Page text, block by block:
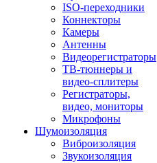
ISO-переходники
Коннекторы
Камеры
Антенны
Видеорегистраторы
ТВ-тюннеры и
видео-сплитеры
Регистраторы,
видео, мониторы
Микрофоны
Шумоизоляция
Виброизоляция
Звукоизоляция